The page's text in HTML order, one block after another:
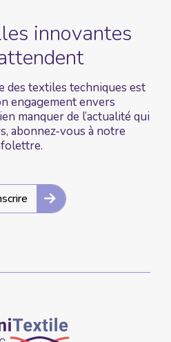
innovantes
des textiles techniques est
engagement envers
manquer de l’actualité qui
abonnez-vous à notre